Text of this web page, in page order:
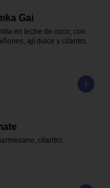
Gai
en leche de coco, con
ají dulce y cilantro.
cilantro.